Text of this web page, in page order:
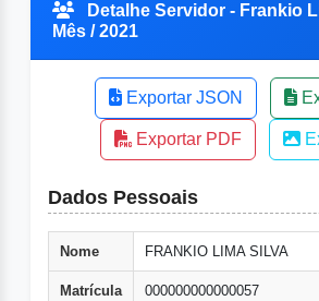
Detalhe Servidor - Frankio
Mês / 2021
Exportar JSON
Exportar PDF
Dados Pessoais
Nome FRANKIO LIMA SILVA
Matrícula 000000000000057